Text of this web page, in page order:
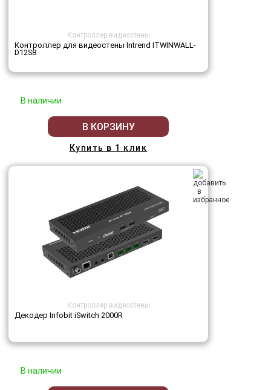
Контроллер видеостены
Контроллер для видеостены Intrend ITWINWALL-
D12S8
В наличии
В КОРЗИНУ
Купить в 1 клик
Контроллер видеостены
Декодер Infobit iSwitch 2000R
В наличии